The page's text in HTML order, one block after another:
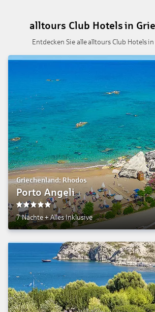
alltours Club Hotels in
Entdecken Sie alle alltours Club Hotels
Griechenland: Rhodos
Porto Angeli
5
7 Nächte+Alles Inklusive